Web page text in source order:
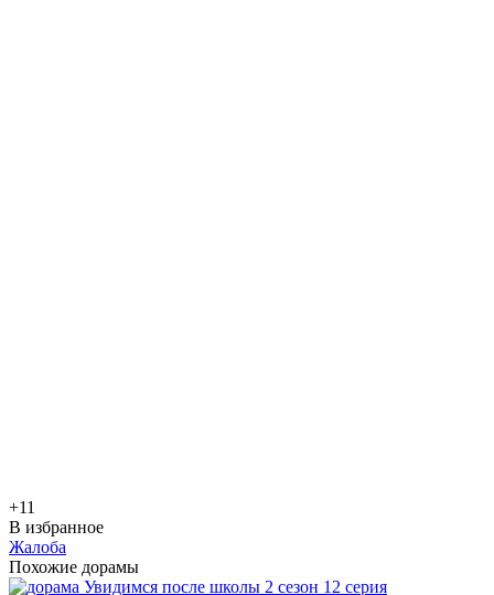
+11
В избранное
Жалоба
Похожие дорамы